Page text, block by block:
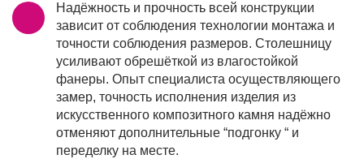
Надёжность и прочность всей конструкции
зависит от соблюдения технологии монтажа и
точности соблюдения размеров. Столешницу
усиливают обрешёткой из влагостойкой
фанеры. Опыт специалиста осуществляющего
замер, точность исполнения изделия из
искусственного композитного камня надёжно
отменяют дополнительные “подгонку “ и
переделку на месте.